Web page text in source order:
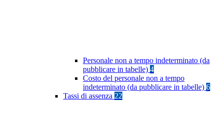
Personale non a tempo indeterminato (da
pubblicare in tabelle) 4
Costo del personale non a tempo
indeterminato (da pubblicare in tabelle) 6
Tassi di assenza 22